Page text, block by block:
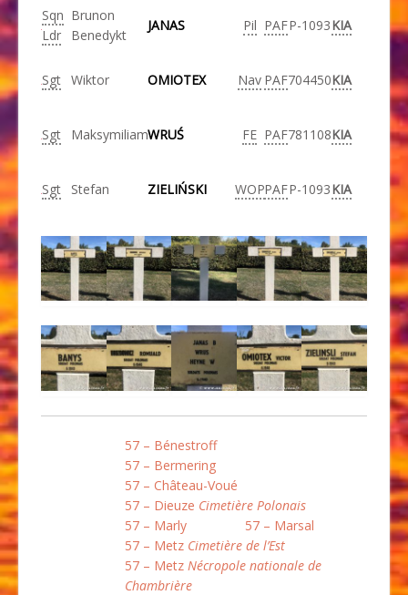
Sqn
Ldr
Brunon
Benedykt
JANAS Pil PAFP-1093KIA
Sgt Wiktor OMIOTEX Nav PAF704450KIA
Sgt MaksymiliamWRUŚ FE PAF781108KIA
Sgt Stefan ZIELIŃSKI WOPPAFP-1093KIA
57 – Bénestroff
57 – Bermering
57 – Château-Voué
57 – Dieuze Cimetière Polonais
57 – Marly
57 – Marsal
57 – Metz Cimetière de l’Est
57 – Metz Nécropole nationale de
Chambrière